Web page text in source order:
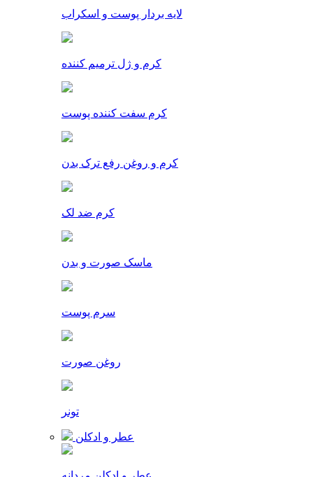
لایه بردار پوست و اسکراب
کرم و ژل ترمیم کننده
کرم سفت کننده پوست
کرم و روغن رفع ترک بدن
کرم ضد لک
ماسک صورت و بدن
سرم پوست
روغن صورت
تونر
عطر و ادکلن